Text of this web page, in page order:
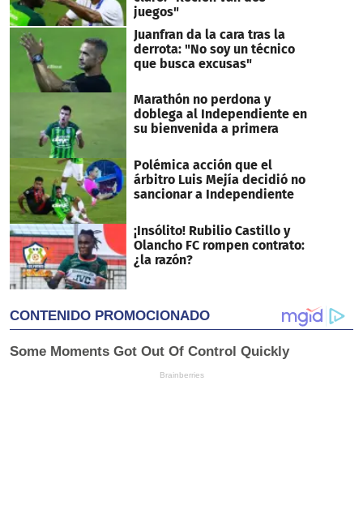
juegos"
Juanfran da la cara tras la
derrota: "No soy un técnico
que busca excusas"
Marathón no perdona y
doblega al Independiente en
su bienvenida a primera
Polémica acción que el
árbitro Luis Mejía decidió no
sancionar a Independiente
¡Insólito! Rubilio Castillo y
Olancho FC rompen contrato:
¿la razón?